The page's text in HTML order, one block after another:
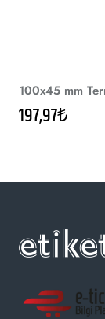
Şok direnci:
Ebatlar:190
Dış malzeme:
100x45 mm
197,97₺